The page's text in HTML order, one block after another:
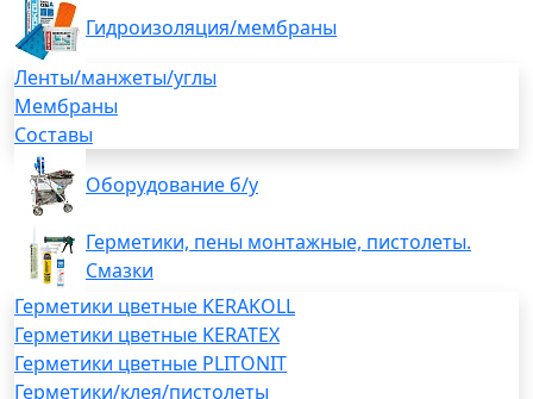
Гидроизоляция/мембраны
Ленты/манжеты/углы
Мембраны
Составы
Оборудование б/у
Герметики, пены монтажные, пистолеты.
Смазки
Герметики цветные KERAKOLL
Герметики цветные KERATEX
Герметики цветные PLITONIT
Герметики/клея/пистолеты